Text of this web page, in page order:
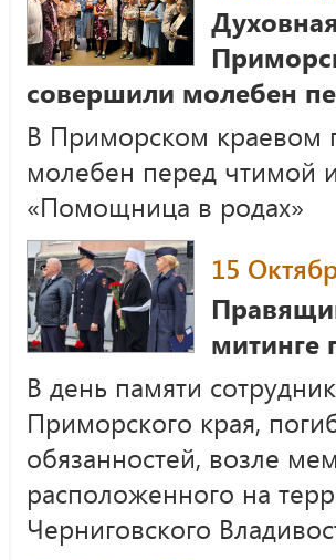
совершили молебен
В Приморском краевом
молебен перед чтимой
«Помощница в родах»
15
митинге
В день памяти
Приморского края,
обязанностей, возле
расположенного на
Черниговского